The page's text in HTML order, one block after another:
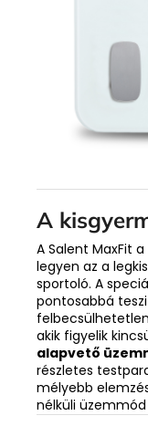
A
A Salent MaxFit
legyen az a
sportoló. A
pontosabbá
akik figyelik
alapvető
részletes
mélyebb
nélküli